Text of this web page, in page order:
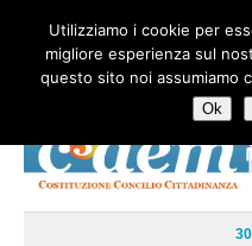
HOME CHI SIAMO LA RETE
AREE TEMATICHE
Utilizziamo i cookie per
migliore esperienza sul
questo sito noi assumiamo
Ok